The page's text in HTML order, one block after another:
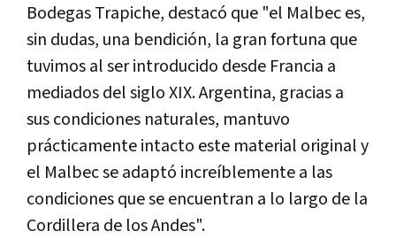
Bodegas Trapiche, destacó que "el Malbec es,
sin dudas, una bendición, la gran fortuna que
tuvimos al ser introducido desde Francia a
mediados del siglo XIX. Argentina, gracias a
sus condiciones naturales, mantuvo
prácticamente intacto este material original y
el Malbec se adaptó increíblemente a las
condiciones que se encuentran a lo largo de la
Cordillera de los Andes".